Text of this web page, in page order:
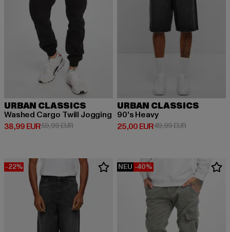
URBAN CLASSICS
Washed Cargo Twill Jogging
38,99 EUR
Derzeitiger Preis: 38,99 EUR
59,99 EURAktionspreis: 59,99 EUR
URBAN CLASSICS
90's Heavy
25,00 EUR
Derzeitiger Preis: 25,00 EUR
49,99 EURAktionspreis:
-22% NEU -40%